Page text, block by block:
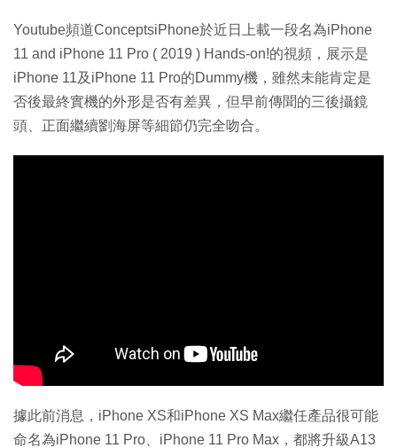
Youtube頻道ConceptsiPhone於近日上載一段名為iPhone
11 and iPhone 11 Pro ( 2019 ) Hands-on!的視頻，展示是
iPhone 11及iPhone 11 Pro的Dummy機，雖然未能肯定是
否後最終實機的外形是否有差異，但早前傳聞的三後攝鏡
頭、正面繼續劉海屏等細節仍完全吻合。
據此前消息，iPhone XS和iPhone XS Max繼任產品很可能
命名為iPhone 11 Pro、iPhone 11 Pro Max，都將升級A13